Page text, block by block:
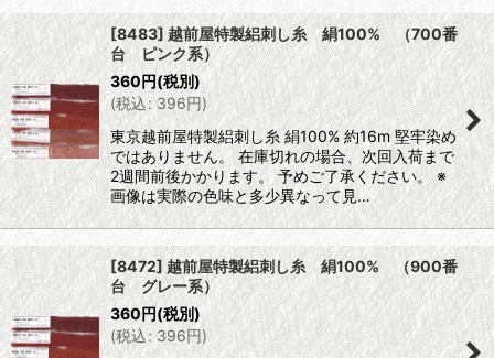
[8483] 越前屋特製絽刺し糸 絹100% （700番
台 ピンク系）
360円(税別)
(税込: 396円)
東京越前屋特製絽刺し糸 絹100% 約16m 堅牢染め
ではありません。 在庫切れの場合、次回入荷まで
2週間前後かかります。 予めご了承ください。 ※
画像は実際の色味と多少異なって見…
[8472] 越前屋特製絽刺し糸 絹100% （900番
台 グレー系）
360円(税別)
(税込: 396円)